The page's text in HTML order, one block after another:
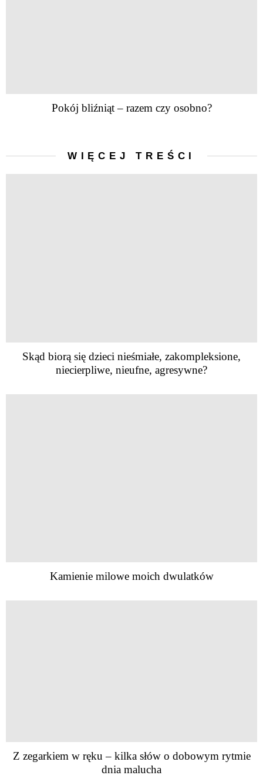
Pokój bliźniąt – razem czy osobno?
WIĘCEJ TREŚCI
Skąd biorą się dzieci nieśmiałe, zakompleksione,
niecierpliwe, nieufne, agresywne?
Kamienie milowe moich dwulatków
Z zegarkiem w ręku – kilka słów o dobowym rytmie
dnia malucha